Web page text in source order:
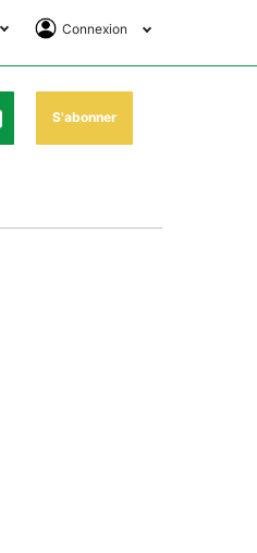
Connexion
Se Connecter
AbonnementS'abonner